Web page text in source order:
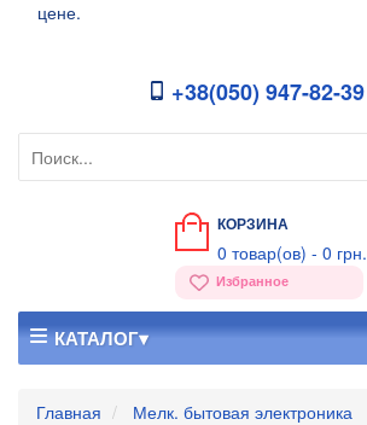
+38(050) 947-82-39
КОРЗИНА
0 товар(ов) - 0 грн.
Избранное
КАТАЛОГ▾
Главная
Мелк. бытовая электроника